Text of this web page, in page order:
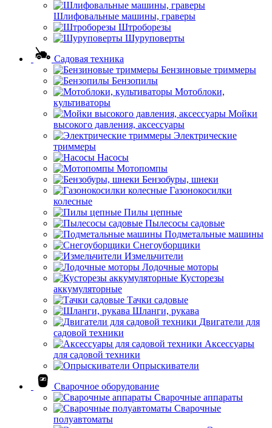
Шлифовальные машины, граверы
Штроборезы
Шуруповерты
Садовая техника
Бензиновые триммеры
Бензопилы
Мотоблоки,
культиваторы
Мойки
высокого давления, аксессуары
Электрические
триммеры
Насосы
Мотопомпы
Бензобуры, шнеки
Газонокосилки
колесные
Пилы цепные
Пылесосы садовые
Подметальные машины
Снегоуборщики
Измельчители
Лодочные моторы
Кусторезы
аккумуляторные
Тачки садовые
Шланги, рукава
Двигатели для
садовой техники
Аксессуары
для садовой техники
Опрыскиватели
Сварочное оборудование
Сварочные аппараты
Сварочные
полуавтоматы